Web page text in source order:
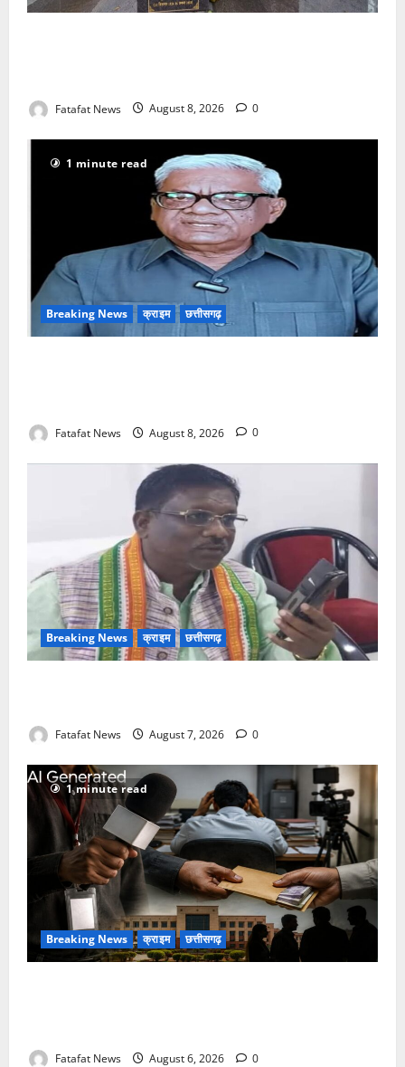
Fatafat News August 8, 2026 0
1 minute read
Breaking News क्राइम छत्तीसगढ़
Fatafat News August 8, 2026 0
Breaking News क्राइम छत्तीसगढ़
Fatafat News August 7, 2026 0
1 minute read
Breaking News क्राइम छत्तीसगढ़
Fatafat News August 6, 2026 0